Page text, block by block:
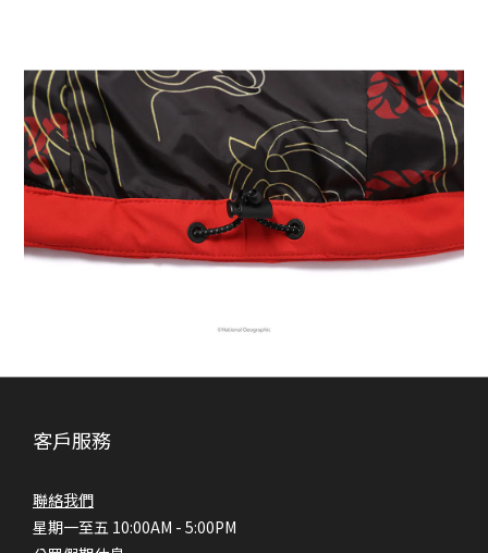
客戶服務
聯絡我們
星期一至五 10:00AM - 5:00PM